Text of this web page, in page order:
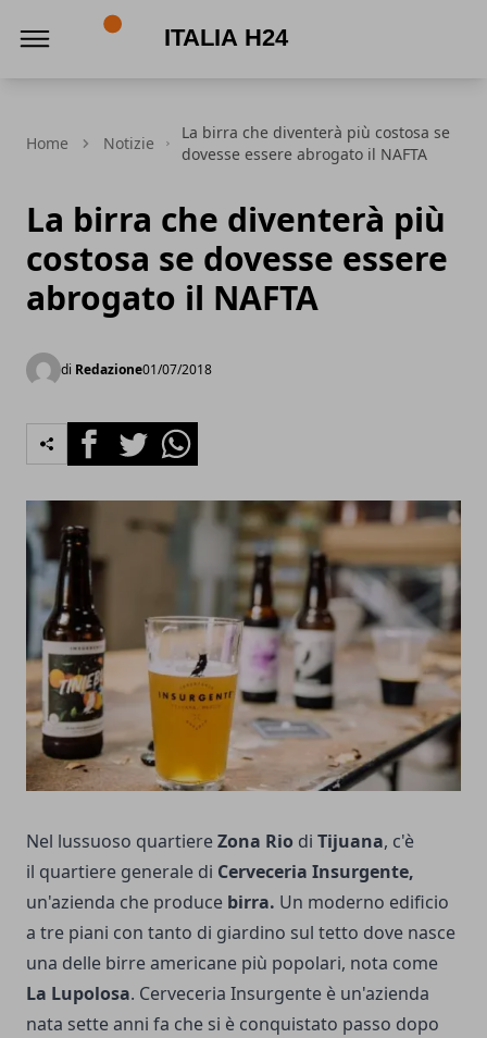
Home Notizie
La birra che diventerà più costosa se
dovesse essere abrogato il NAFTA
La birra che diventerà più
costosa se dovesse essere
abrogato il NAFTA
di Redazione01/07/2018
FacebookTwitterWhatsapp
Nel lussuoso quartiereZona Rio di Tijuana, c'è
il quartiere generale di Cerveceria Insurgente,
un'azienda che produce birra. Un moderno edificio
a tre piani con tanto di giardino sul tetto dove nasce
una delle birre americane più popolari, nota come
La Lupolosa. Cerveceria Insurgente è un'azienda
nata sette anni fa che si è conquistato passo dopo